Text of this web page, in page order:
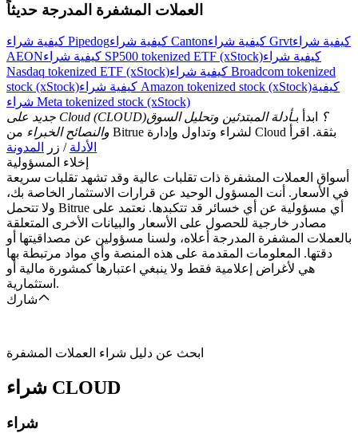
العملات المشفرة المدرجة حديثاً
كيفية شراء Pipedog كيفية شراء Canton كيفية شراء Grvtكيفية شراء
AEON
كيفية شراء SP500 tokenized ETF (xStock)كيفية شراء
Nasdaq tokenized ETF (xStock)كيفية شراء Broadcom tokenized
stock (xStock)
كيفية شراء Amazon tokenized stock (xStock)كيفية
شراء Meta tokenized stock (xStock)
جديد على Cloud (CLOUD)؟
ابدأ بـأدلة المبتدئين وتحليل السوق
والنصائح الخبراء
من Bitrue لشراء وتداول وإدارة Cloud بثقة. اقرأ
الأدلة / زر
المدونة
إخلاء المسؤولية
أسواق العملات المشفرة ذات تقلبات عالية وقد تشهد تقلبات سريعة
في الأسعار. أنت المسؤول الوحيد عن قرارات الاستثمار الخاصة بك،
ولا تتحمل Bitrue أي مسؤولية عن أي خسائر قد تتكبدها. نعتمد على
مصادر خارجية للحصول على الأسعار والبيانات الأخرى المتعلقة
بالعملات المشفرة المدرجة أعلاه، ولسنا مسؤولين عن مصداقيتها أو
دقتها. المعلومات المقدمة على هذه المنصة وأي مواد مرتبطة بها
هي لأغراض إعلامية فقط ولا ينبغي اعتبارها كمشورة مالية أو
استثمارية.
شارك
ابحث عن دليل شراء العملات المشفرة
شراء CLOUD
شراء